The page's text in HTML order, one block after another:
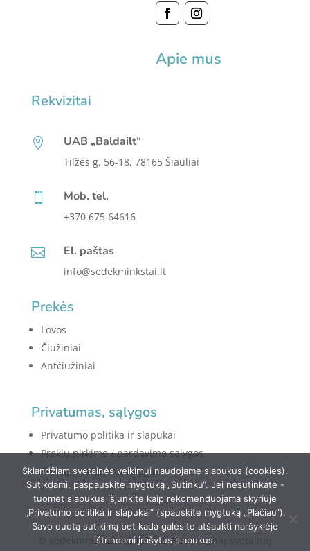
Apie mus
Rekvizitai
 UAB „Baldailt“
Tilžės g. 56-18, 78165 Šiauliai
 Mob. tel.
+370 675 64616
 El. paštas
info@sedekminkstai.lt
Prekės
Lovos
Čiužiniai
Antčiužiniai
Privatumas, sąlygos
Privatumo politika ir slapukai
Prekių pirkimo / pardavimo sąlygos
Prekių pristatymo sąlygos
© sedekminsktai.lt 2025 | © Internetinių svetainių
Sklandžiam svetainės veikimui naudojame slapukus (cookies).
Sutikdami, paspauskite mygtuką „Sutinku“. Jei nesutinkate -
tuomet slapukus išjunkite kaip rekomenduojama skyriuje
„Privatumo politika ir slapukai“ (spauskite mygtuką „Plačiau“).
Savo duotą sutikimą bet kada galėsite atšaukti naršyklėje
ištrindami įrašytus slapukus.